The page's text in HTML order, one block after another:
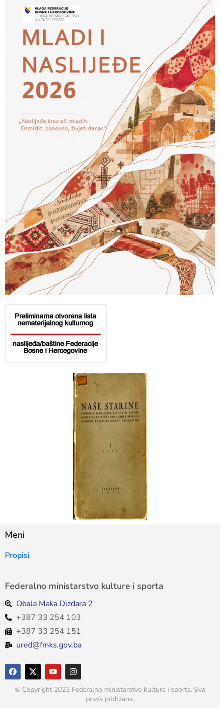
Meni
Propisi
Federalno ministarstvo kulture i sporta
Obala Maka Dizdara 2
+387 33 254 103
+387 33 254 151
ured@fmks.gov.ba
© Copyright 2023 Federalno ministarstvo kulture i sporta. Sva
prava pridržana.